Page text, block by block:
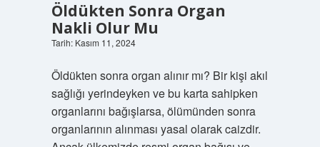
Öldükten Sonra Organ
Nakli Olur Mu
Tarih: Kasım 11, 2024
Öldükten sonra organ alınır mı? Bir kişi akıl
sağlığı yerindeyken ve bu karta sahipken
organlarını bağışlarsa, ölümünden sonra
organlarının alınması yasal olarak caizdir.